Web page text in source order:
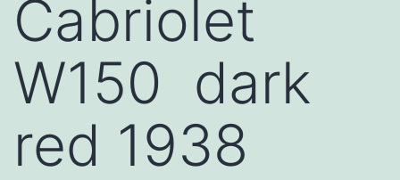
Cabriolet
W150 dark
red 1938